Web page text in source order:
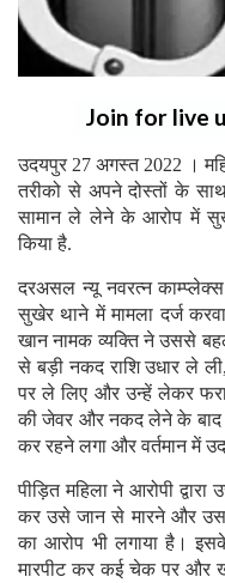
Join for live
उदयपुर 27 अगस्त 2022 ।
तरीको से अपने दोस्तों के
सामान ले लेने के आरोप में
किया है.
दरअसल न्यू नवरत्न
सुखेर थाने में मामला दर्ज
खान नामक व्यक्ति ने उससे
से बड़ी नकद राशि उधार ले
पर ले लिए और उन्हें लेकर फरार
की जेवर और नकद लेने के बाद
कर रहने लगा और वर्तमान में
पीड़ित महिला ने आरोपी
कर उसे जान से मारने और
का आरोप भी लगाया है।
मारपीट कर कई चेक पर और